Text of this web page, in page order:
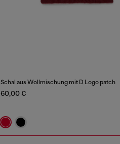
Schal aus Wollmischung mit D Logo patch
60,00 €